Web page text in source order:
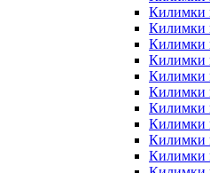
Килимки
Килимки
Килимки
Килимки
Килимки
Килимки
Килимки
Килимки
Килимки
Килимки